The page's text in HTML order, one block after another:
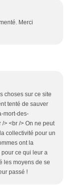
Merci
choses sur ce site
tenté de sauver
mort-des-
> <br /> On ne peut
collectivité pour un
ont la
ce qui leur a
les moyens de se
passé !